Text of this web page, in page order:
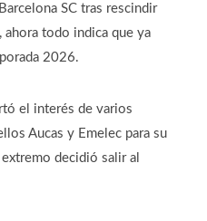
SC tras rescindir
todo indica que ya
2026.
el interés de varios
Aucas y Emelec para su
decidió salir al